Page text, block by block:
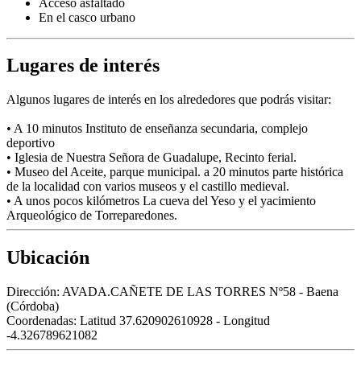
En el casco urbano
Lugares de interés
Algunos lugares de interés en los alrededores que podrás visitar:
• A 10 minutos Instituto de enseñanza secundaria, complejo
deportivo
• Iglesia de Nuestra Señora de Guadalupe, Recinto ferial.
• Museo del Aceite, parque municipal. a 20 minutos parte histórica
de la localidad con varios museos y el castillo medieval.
• A unos pocos kilómetros La cueva del Yeso y el yacimiento
Arqueológico de Torreparedones.
Ubicación
Dirección: AVADA.CAÑETE DE LAS TORRES Nº58 - Baena
(Córdoba)
Coordenadas: Latitud 37.620902610928 - Longitud
-4.326789621082